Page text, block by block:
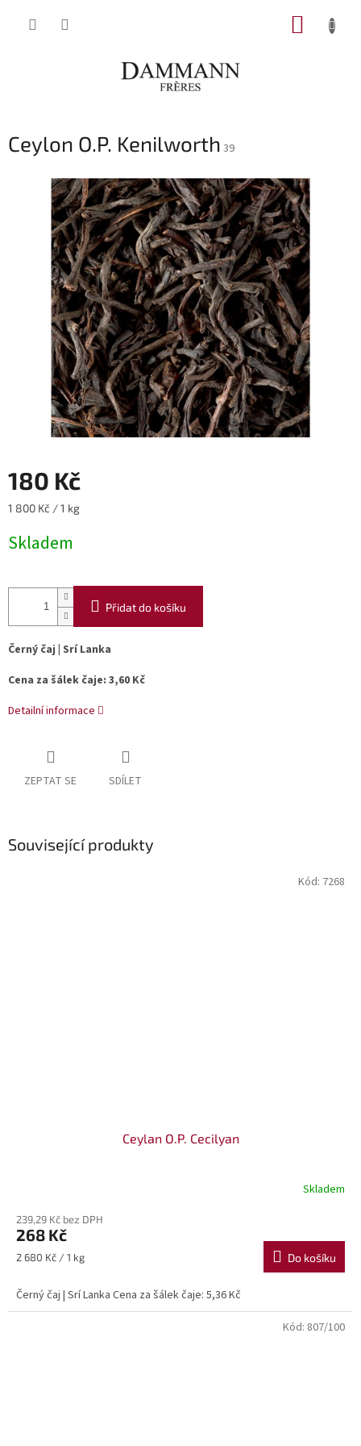
Ceylon O.P. Kenilworth 39
180 Kč
Měrná
1 800 Kč / 1 kg
Skladem
Přidat do košíku
Černý čaj | Srí Lanka
Cena za šálek čaje: 3,60 Kč
Detailní informace
ZEPTAT SE SDÍLET
Související produkty
Ceylan O.P. Cecilyan
Skladem
239,29 Kč bez DPH
268 Kč
Měrná
2 680 Kč / 1 kg Do košíku
Černý čaj | Srí Lanka Cena za šálek čaje: 5,36 Kč
Kód: 7268
Kód: 807/100